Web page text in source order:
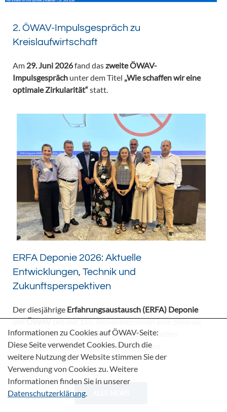
2. ÖWAV-Impulsgespräch zu
Kreislaufwirtschaft
Am 29. Juni 2026fand daszweite ÖWAV-
Impulsgespräch unter dem Titel „Wie schaffen wir eine
optimale Zirkularität“statt.
ERFA Deponie 2026: Aktuelle
Entwicklungen, Technik und
Zukunftsperspektiven
Der diesjährige Erfahrungsaustausch (ERFA) Deponie
desÖWAVbot mit 165 Teilnehmer:innen eine zentrale
Plattform für den fachlichen Dialog zu aktuellen
Herausforderungen und Entwicklungen im
Deponiebereich.
Informationen zu Cookies auf ÖWAV-Seite:
Diese Seite verwendet Cookies. Durch die
weitere Nutzung der Website stimmen Sie der
Verwendung von Cookies zu. Weitere
Informationen finden Sie in unserer
Datenschutzerklärung.